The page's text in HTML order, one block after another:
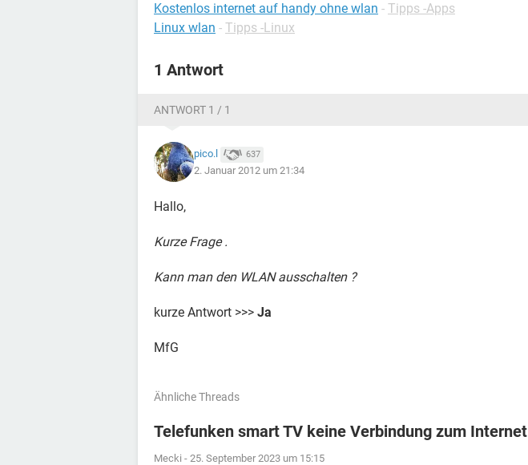
Kostenlos internet auf handy ohne wlan - Tipps -Apps
Linux wlan - Tipps -Linux
1 Antwort
ANTWORT 1 / 1
pico.l 637
2. Januar 2012 um 21:34
Hallo,
Kurze Frage .
Kann man den WLAN ausschalten ?
kurze Antwort >>> Ja
MfG
Ähnliche Threads
Telefunken smart TV keine Verbindung zum Internet
Mecki - 25. September 2023 um 15:15